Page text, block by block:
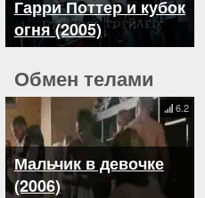
Гарри Поттер и кубок
огня (2005)
Обмен телами
Мальчик в девочке
(2006)
6.2